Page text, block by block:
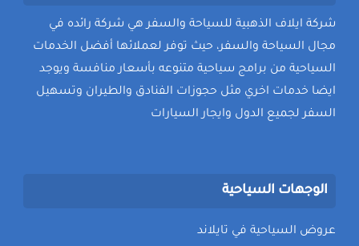
شركة ايلاف الذهبية للسياحة والسفر هي شركة رائده في
مجال السياحة والسفر، حيث توفر لعملائها أفضل الخدمات
السياحية من برامج سياحية متنوعه بأسعار منافسة ويوجد
ايضا خدمات اخري مثل حجوزات الفنادق والطيران وتسهيل
السفر لجميع الدول وايجار السيارات
الوجهات السياحية
عروض السياحية في تايلاند